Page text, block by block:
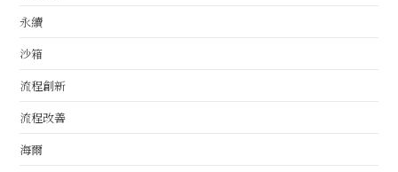
永續
沙箱
流程創新
流程改善
海爾